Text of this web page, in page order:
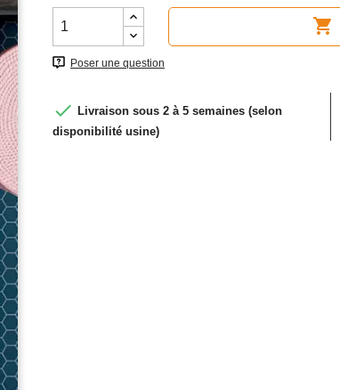

Poser une question
 Livraison sous 2 à 5 semaines (selon
disponibilité usine)